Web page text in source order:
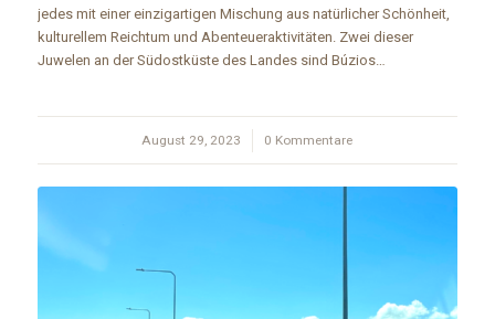
jedes mit einer einzigartigen Mischung aus natürlicher Schönheit,
kulturellem Reichtum und Abenteueraktivitäten. Zwei dieser
Juwelen an der Südostküste des Landes sind Búzios…
August 29, 2023
/ 0 Kommentare